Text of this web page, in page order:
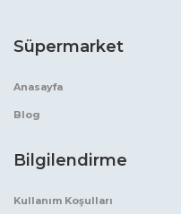
Süpermarket
Anasayfa
Blog
Bilgilendirme
Kullanım Koşulları